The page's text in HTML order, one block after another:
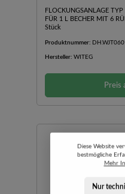
FLOCKUNGSANLAGE
FÜR 1 L BECHER MIT 6
Stück
Produktnummer:
Hersteller: WITEG
Preis
Diese Website
bestmögliche
Mehr
Nur